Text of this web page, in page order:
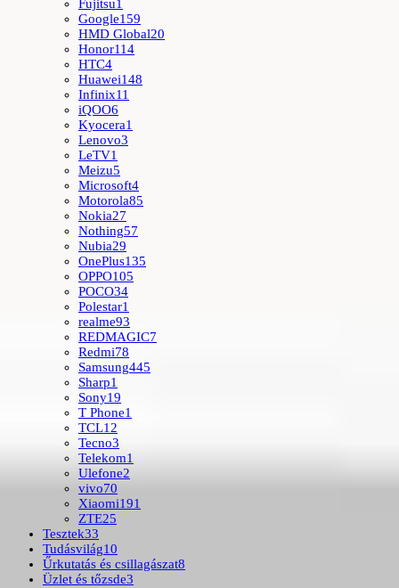
Fujitsu1
Google159
HMD Global20
Honor114
HTC4
Huawei148
Infinix11
iQOO6
Kyocera1
Lenovo3
LeTV1
Meizu5
Microsoft4
Motorola85
Nokia27
Nothing57
Nubia29
OnePlus135
OPPO105
POCO34
Polestar1
realme93
REDMAGIC7
Redmi78
Samsung445
Sharp1
Sony19
T Phone1
TCL12
Tecno3
Telekom1
Ulefone2
vivo70
Xiaomi191
ZTE25
Tesztek33
Tudásvilág10
Űrkutatás és csillagászat8
Üzlet és tőzsde3